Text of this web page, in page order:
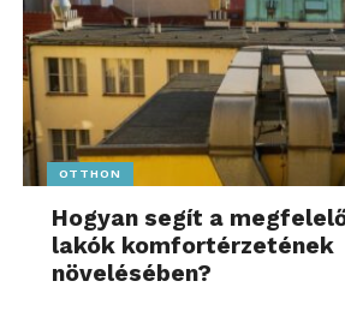
OTTHON
Hogyan segít a
lakók komfortérzetének
növelésében?